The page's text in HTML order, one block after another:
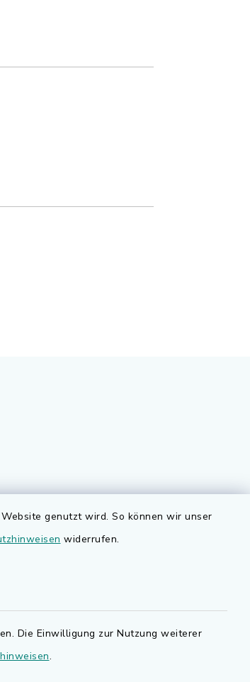
genutzt wird. So können wir unser
widerrufen.
Die Einwilligung zur Nutzung weiterer
.
Bauen in Adelsdorf
Landkreis Erlangen-Höchstadt